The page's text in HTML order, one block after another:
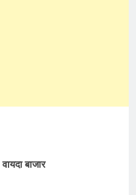
वायदा बाजार